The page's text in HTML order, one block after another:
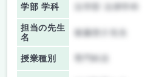
学部 学科
担当の先生
名
後藤啓介先生
授業種別